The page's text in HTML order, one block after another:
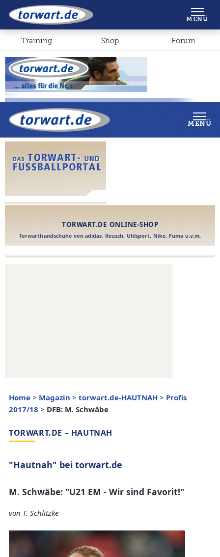
Shop Forum
MENÜ
Home > Magazin > torwart.de-HAUTNAH > Profis
2017/18 > DFB: M. Schwäbe
TORWART.DE – HAUTNAH
"Hautnah" bei torwart.de
M. Schwäbe: "U21 EM - Wir sind Favorit!"
von T. Schlitzke